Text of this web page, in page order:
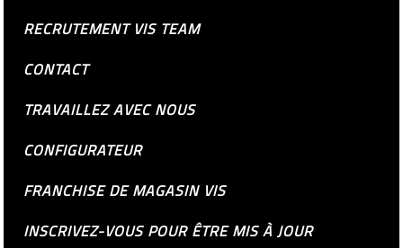
RECRUTEMENT VIS TEAM
CONTACT
TRAVAILLEZ AVEC NOUS
CONFIGURATEUR
FRANCHISE DE MAGASIN VIS
INSCRIVEZ-VOUS POUR ÊTRE MIS À JOUR